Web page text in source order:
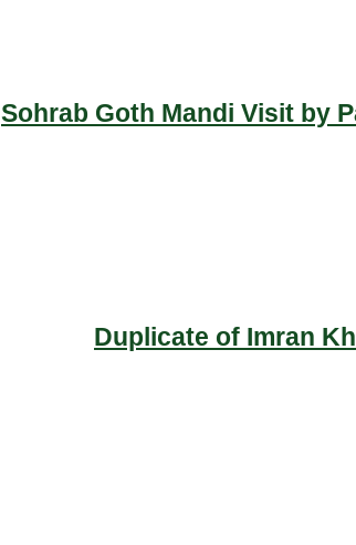
Sohrab Goth Mandi Visit by
Duplicate of Imran